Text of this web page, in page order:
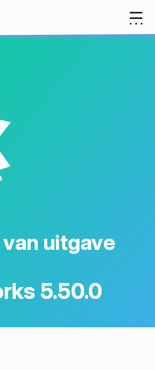
uitgave
5.50.0